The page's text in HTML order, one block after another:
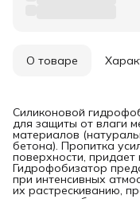
О товаре
Силиконовой
для защиты от влаги
материалов
бетона). Пропитка
поверхности,
Гидрофобизатор
при интенсивных
их растрескиванию,